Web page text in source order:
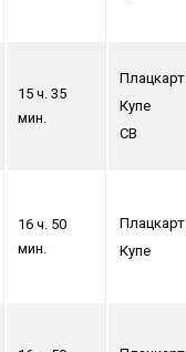
15 ч. 35
мин.
Плацкарт
Купе
СВ
16 ч. 50
мин.
Плацкарт
Купе